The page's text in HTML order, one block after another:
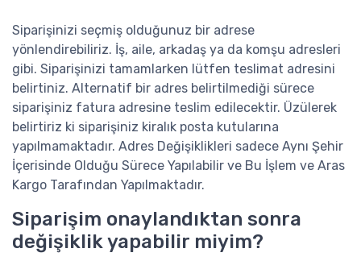
Siparişinizi seçmiş olduğunuz bir adrese
yönlendirebiliriz. İş, aile, arkadaş ya da komşu adresleri
gibi. Siparişinizi tamamlarken lütfen teslimat adresini
belirtiniz. Alternatif bir adres belirtilmediği sürece
siparişiniz fatura adresine teslim edilecektir. Üzülerek
belirtiriz ki siparişiniz kiralık posta kutularına
yapılmamaktadır. Adres Değişiklikleri sadece Aynı Şehir
İçerisinde Olduğu Sürece Yapılabilir ve Bu İşlem ve Aras
Kargo Tarafından Yapılmaktadır.
Siparişim onaylandıktan sonra
değişiklik yapabilir miyim?